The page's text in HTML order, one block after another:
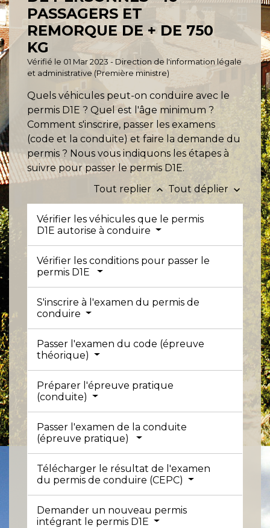
PASSAGERS ET
REMORQUE DE + DE 750
KG
Vérifié le 01 Mar 2023 - Direction de l'information légale
et administrative (Première ministre)
Quels véhicules peut-on conduire avec le
permis D1E ? Quel est l'âge minimum ?
Comment s'inscrire, passer les examens
(code et la conduite) et faire la demande du
permis ? Nous vous indiquons les étapes à
suivre pour passer le permis D1E.
Tout replier keyboard_arrow_up Tout déplier keyboard_arrow_down
Vérifier les véhicules que le permis
D1E autorise à conduire
Vérifier les conditions pour passer le
permis D1E
S'inscrire à l'examen du permis de
conduire
Passer l'examen du code (épreuve
théorique)
Préparer l'épreuve pratique
(conduite)
Passer l'examen de la conduite
(épreuve pratique)
Télécharger le résultat de l'examen
du permis de conduire (CEPC)
Demander un nouveau permis
intégrant le permis D1E